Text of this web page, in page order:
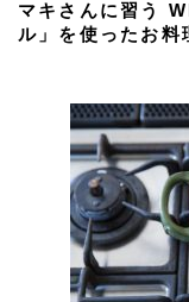
マキさんに習う
ル」を使ったお